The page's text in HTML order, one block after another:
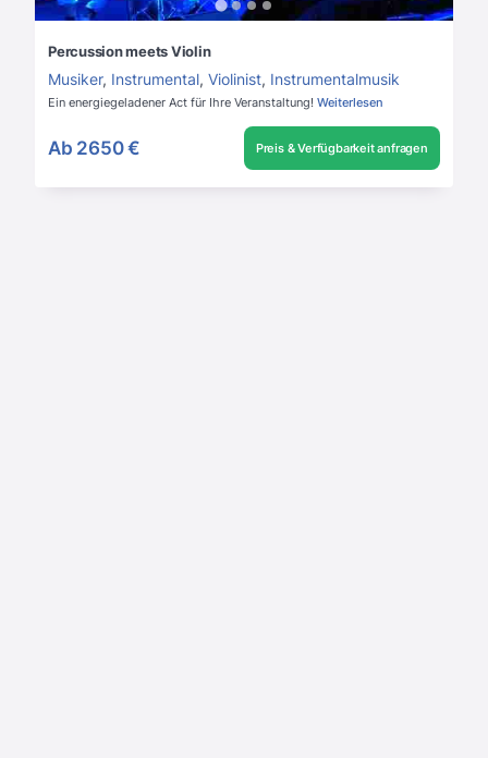
Percussion meets Violin
Musiker, Instrumental, Violinist, Instrumentalmusik
Ein energiegeladener Act für Ihre Veranstaltung! Weiterlesen
Ab 2650 € Preis & Verfügbarkeit anfragen